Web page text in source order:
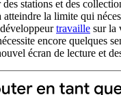
stations et des
atteindre la limite qui
travaille sur la
encore quelques
écran de lecture et